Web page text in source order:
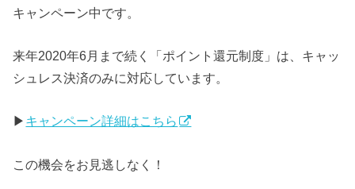
キャンペーン中です。
来年2020年6月まで続く「ポイント還元制度」は、キャッ
シュレス決済のみに対応しています。
▶ キャンペーン詳細はこちら
この機会をお見逃しなく！